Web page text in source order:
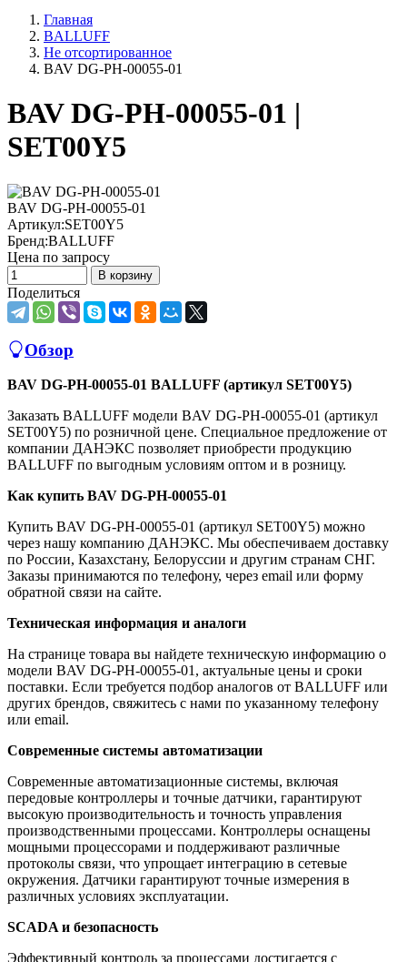
Главная
BALLUFF
Не отсортированное
BAV DG-PH-00055-01
BAV DG-PH-00055-01 |
SET00Y5
BAV DG-PH-00055-01
Артикул:SET00Y5
Бренд:BALLUFF
Цена по запросу
В корзину
Поделиться
Обзор
BAV DG-PH-00055-01 BALLUFF (артикул SET00Y5)
Заказать BALLUFF модели BAV DG-PH-00055-01 (артикул
SET00Y5) по розничной цене. Специальное предложение от
компании ДАНЭКС позволяет приобрести продукцию
BALLUFF по выгодным условиям оптом и в розницу.
Как купить BAV DG-PH-00055-01
Купить BAV DG-PH-00055-01 (артикул SET00Y5) можно
через нашу компанию ДАНЭКС. Мы обеспечиваем доставку
по России, Казахстану, Белоруссии и другим странам СНГ.
Заказы принимаются по телефону, через email или форму
обратной связи на сайте.
Техническая информация и аналоги
На странице товара вы найдете техническую информацию о
модели BAV DG-PH-00055-01, актуальные цены и сроки
поставки. Если требуется подбор аналогов от BALLUFF или
других брендов, свяжитесь с нами по указанному телефону
или email.
Современные системы автоматизации
Современные автоматизационные системы, включая
передовые контроллеры и точные датчики, гарантируют
высокую производительность и точность управления
производственными процессами. Контроллеры оснащены
мощными процессорами и поддерживают различные
протоколы связи, что упрощает интеграцию в сетевые
окружения. Датчики гарантируют точные измерения в
различных условиях эксплуатации.
SCADA и безопасность
Эффективный контроль за процессами достигается с